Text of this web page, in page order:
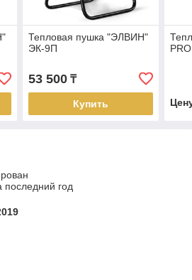
Тепловая пушка "ЭЛВИН"
ЭК-9П
53 500₸
Купить
последний год